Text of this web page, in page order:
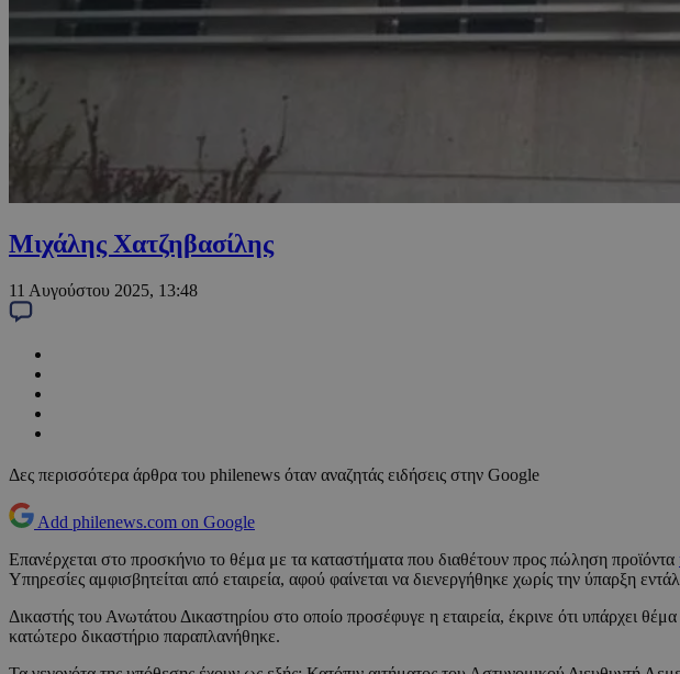
Μιχάλης Χατζηβασίλης
11 Αυγούστου 2025, 13:48
Δες περισσότερα άρθρα του philenews όταν αναζητάς ειδήσεις στην Google
Add philenews.com on Google
Επανέρχεται στο προσκήνιο το θέμα με τα καταστήματα που διαθέτουν προς πώληση προϊόντα
Υπηρεσίες αμφισβητείται από εταιρεία, αφού φαίνεται να διενεργήθηκε χωρίς την ύπαρξη
Δικαστής του Ανωτάτου Δικαστηρίου στο οποίο προσέφυγε η εταιρεία, έκρινε ότι υπάρχει
κατώτερο δικαστήριο παραπλανήθηκε.